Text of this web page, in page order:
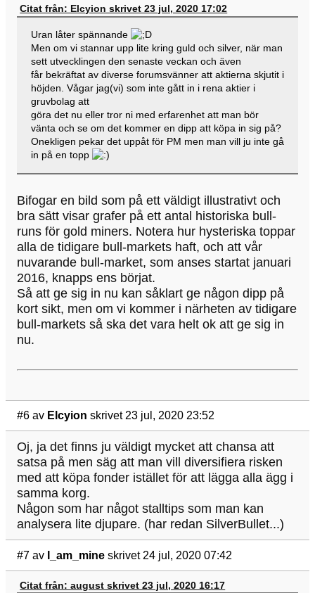
Citat från: Elcyion skrivet 23 jul, 2020 17:02
Uran låter spännande
Men om vi stannar upp lite kring guld och silver, när man
sett utvecklingen den senaste veckan och även
får bekräftat av diverse forumsvänner att aktierna skjutit i
höjden. Vågar jag(vi) som inte gått in i rena aktier i
gruvbolag att
göra det nu eller tror ni med erfarenhet att man bör
vänta och se om det kommer en dipp att köpa in sig på?
Onekligen pekar det uppåt för PM men man vill ju inte gå
in på en topp
Bifogar en bild som på ett väldigt illustrativt och
bra sätt visar grafer på ett antal historiska bull-
runs för gold miners. Notera hur hysteriska toppar
alla de tidigare bull-markets haft, och att vår
nuvarande bull-market, som anses startat januari
2016, knapps ens börjat.
Så att ge sig in nu kan såklart ge någon dipp på
kort sikt, men om vi kommer i närheten av tidigare
bull-markets så ska det vara helt ok att ge sig in
nu.
#6 av Elcyion skrivet 23 jul, 2020 23:52
Oj, ja det finns ju väldigt mycket att chansa att
satsa på men säg att man vill diversifiera risken
med att köpa fonder istället för att lägga alla ägg i
samma korg.
Någon som har något stalltips som man kan
analysera lite djupare. (har redan SilverBullet...)
#7 av I_am_mine skrivet 24 jul, 2020 07:42
Citat från: august skrivet 23 jul, 2020 16:17